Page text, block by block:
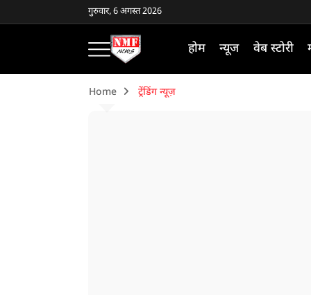
गुरुवार, 6 अगस्त 2026
होम न्यूज वेब स्टोरी
Home ट्रेंडिंग न्यूज़